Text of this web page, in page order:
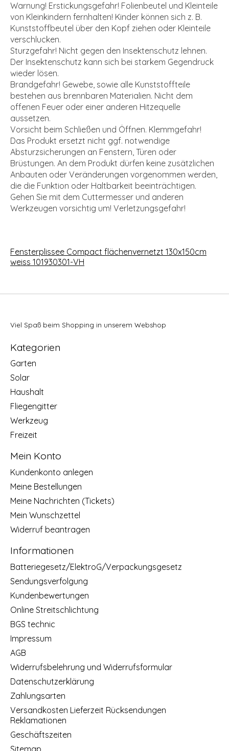
Warnung! Erstickungsgefahr! Folienbeutel und Kleinteile
von Kleinkindern fernhalten! Kinder können sich z. B.
Kunststoffbeutel über den Kopf ziehen oder Kleinteile
verschlucken.
Sturzgefahr! Nicht gegen den Insektenschutz lehnen.
Der Insektenschutz kann sich bei starkem Gegendruck
wieder lösen.
Brandgefahr! Gewebe, sowie alle Kunststoffteile
bestehen aus brennbaren Materialien. Nicht dem
offenen Feuer oder einer anderen Hitzequelle
aussetzen.
Vorsicht beim Schließen und Öffnen. Klemmgefahr!
Das Produkt ersetzt nicht ggf. notwendige
Absturzsicherungen an Fenstern, Türen oder
Brüstungen. An dem Produkt dürfen keine zusätzlichen
Anbauten oder Veränderungen vorgenommen werden,
die die Funktion oder Haltbarkeit beeinträchtigen.
Gehen Sie mit dem Cuttermesser und anderen
Werkzeugen vorsichtig um! Verletzungsgefahr!
Fensterplissee Compact flächenvernetzt 130x150cm
weiss 101930301-VH
Viel Spaß beim Shopping in unserem Webshop
Kategorien
Garten
Solar
Haushalt
Fliegengitter
Werkzeug
Freizeit
Mein Konto
Kundenkonto anlegen
Meine Bestellungen
Meine Nachrichten (Tickets)
Mein Wunschzettel
Widerruf beantragen
Informationen
Batteriegesetz/ElektroG/Verpackungsgesetz
Sendungsverfolgung
Kundenbewertungen
Online Streitschlichtung
BGS technic
Impressum
AGB
Widerrufsbelehrung und Widerrufsformular
Datenschutzerklärung
Zahlungsarten
Versandkosten Lieferzeit Rücksendungen
Reklamationen
Geschäftszeiten
Sitemap